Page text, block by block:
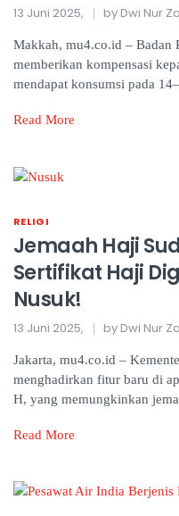
13 Juni 2025, by Dwi Nur
Makkah, mu4.co.id – Badan
memberikan kompensasi
mendapat konsumsi pada
Read More
RELIGI
Jemaah Haji
Sertifikat Haji
Nusuk!
13 Juni 2025, by Dwi Nur
Jakarta, mu4.co.id –
menghadirkan fitur baru di
H, yang memungkinkan
Read More